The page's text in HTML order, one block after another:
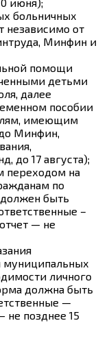
больничных
независимо от
Минфин и
помощи
детьми
далее
пособии
имеющим
Минфин,
до 17 августа);
переходом на
по
быть
–
— не
муниципальных
личного
должна быть
—
позднее 15